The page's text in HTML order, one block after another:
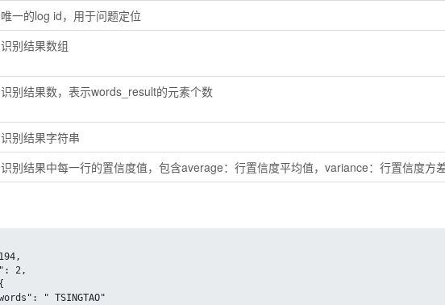
唯一的log id，用于问题定位
识别结果数组
识别结果数，表示words_result的元素个数
识别结果字符串
识别结果中每一行的置信度值，包含average：行置信度平均值，variance：行置信度方